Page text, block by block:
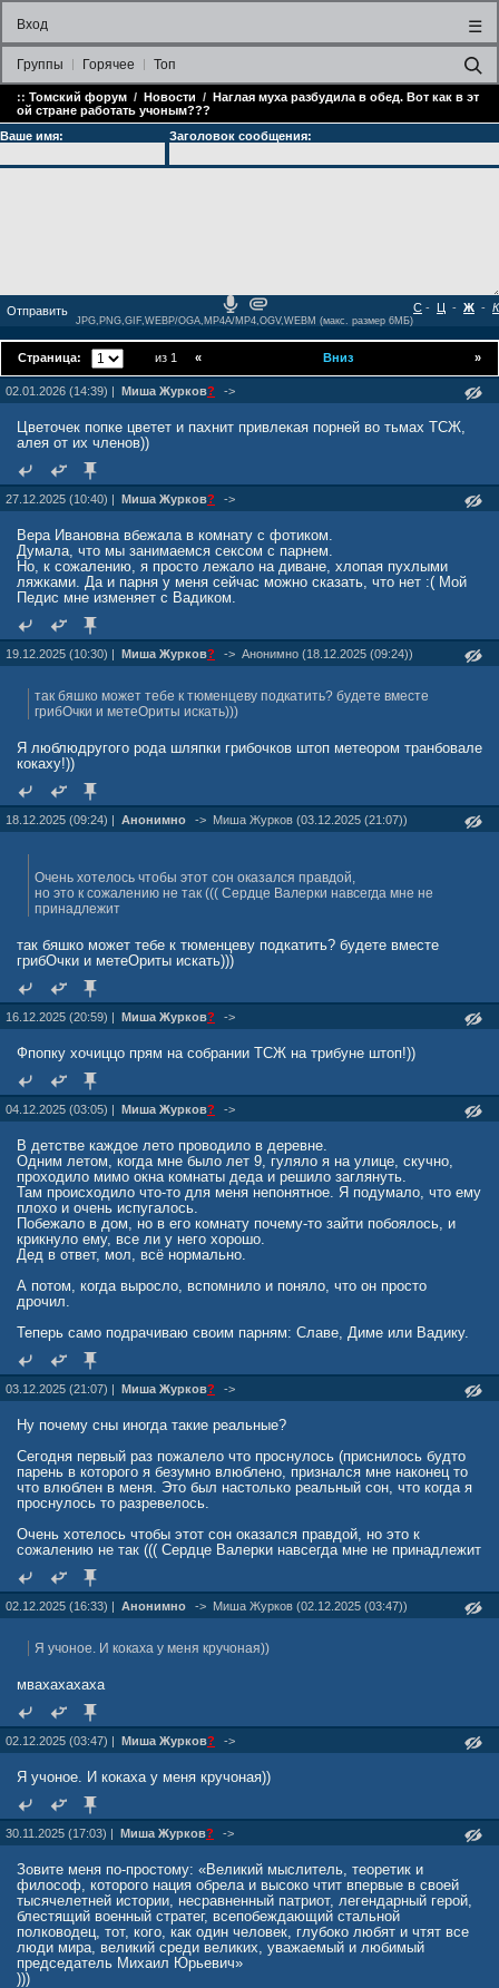
Вход ☰
Группы Горячее Топ
:: Томский форум / Новости / Наглая муха разбудила в обед. Вот как в эт
ой стране работать учоным???
Ваше имя:
Заголовок сообщения:
- Ц - Ж - К
С
JPG,PNG,GIF,WEBP/OGA,MP4A/MP4,OGV,WEBM (макс. размер 6МБ)
Страница: из 1 »
« Вниз
02.01.2026 (14:39) | Миша Журкoв? ->
Цветочек попке цветет и пахнит привлекая порней во тьмах ТСЖ,
алея от их членов))
27.12.2025 (10:40) | Миша Журкoв? ->
Вера Ивановна вбежала в комнату с фотиком.
Думала, что мы занимаемся сексом с парнем.
Но, к сожалению, я просто лежало на диване, хлопая пухлыми
ляжками. Да и парня у меня сейчас можно сказать, что нет :( Мой
Педис мне изменяет с Вадиком.
19.12.2025 (10:30) | Миша Журкoв? -> Анонимно (18.12.2025 (09:24))
так бяшко может тебе к тюменцеву подкатить? будете вместе
грибОчки и метеОриты искать)))
Я люблюдругого рода шляпки грибочков штоп метеором транбовале
кокаху!))
18.12.2025 (09:24) | Анонимно -> Миша Журкoв (03.12.2025 (21:07))
Очень хотелось чтобы этот сон оказался правдой,
но это к сожалению не так ((( Сердце Валерки навсегда мне не
принадлежит
так бяшко может тебе к тюменцеву подкатить? будете вместе
грибОчки и метеОриты искать)))
16.12.2025 (20:59) | Миша Жуpков? ->
Фпопку хочиццо прям на собрании ТСЖ на трибуне штоп!))
04.12.2025 (03:05) | Миша Журкoв? ->
В детстве каждое лето проводило в деревне.
Одним летом, когда мне было лет 9, гуляло я на улице, скучно,
проходило мимо окна комнаты деда и решило заглянуть.
Там происходило что-то для меня непонятное. Я подумало, что ему
плохо и очень испугалось.
Побежало в дом, но в его комнату почему-то зайти побоялось, и
крикнуло ему, все ли у него хорошо.
Дед в ответ, мол, всё нормально.
А потом, когда выросло, вспомнило и поняло, что он просто
дрочил.
Теперь само подрачиваю своим парням: Славе, Диме или Вадику.
03.12.2025 (21:07) | Миша Журкoв? ->
Ну почему сны иногда такие реальные?
Сегодня первый раз пожалелo что проснулoсь (приснилось будто
парень в которого я безумно влюбленo, признался мне наконец то
что влюблен в меня. Это был настолько реальный сон, что когда я
проснулoсь то разревелoсь.
Очень хотелось чтобы этот сон оказался правдой, но это к
сожалению не так ((( Сердце Валерки навсегда мне не принадлежит
02.12.2025 (16:33) | Анонимно -> Миша Жуpков (02.12.2025 (03:47))
Я учоное. И кокаха у меня кручоная))
мвахахахаха
02.12.2025 (03:47) | Миша Жуpков? ->
Я учоное. И кокаха у меня кручоная))
30.11.2025 (17:03) | Миша Жуpков? ->
Зовите меня по-простому: «Великий мыслитель, теоретик и
философ, которого нация обрела и высоко чтит впервые в своей
тысячелетней истории, несравненный патриот, легендарный герой,
блестящий военный стратег, всепобеждающий стальной
полководец, тот, кого, как один человек, глубоко любят и чтят все
люди мира, великий среди великих, уважаемый и любимый
председатель Михаил Юрьевич»
)))